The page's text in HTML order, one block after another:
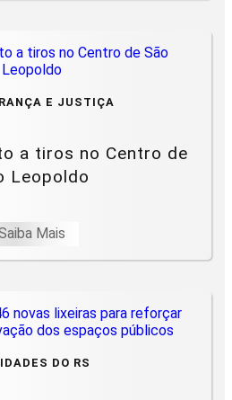
E JUSTIÇA
a tiros no Centro de
Leopoldo
Mais
DO RS